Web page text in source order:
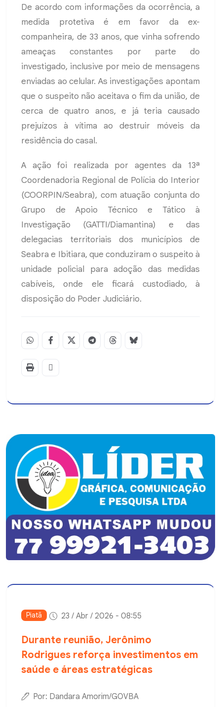
De acordo com informações da ocorrência, a
medida protetiva é em favor da ex-
companheira, de 33 anos, que vinha sofrendo
ameaças constantes por parte do
investigado, inclusive por meio de mensagens
enviadas ao celular. As investigações apontam
que o suspeito não aceitava o fim da união, de
cerca de quatro anos, e já teria causado
prejuízos à vítima ao destruir móveis da
residência do casal.
A ação foi realizada por agentes da 13ª
Coordenadoria Regional de Polícia do Interior
(COORPIN/Seabra), com atuação conjunta do
Grupo de Apoio Técnico e Tático à
Investigação (GATTI/Diamantina) e das
delegacias territoriais dos municípios de
Seabra e Ibitiara, que conduziram o suspeito à
unidade policial para adoção das medidas
cabíveis, onde ele ficará custodiado, à
disposição do Poder Judiciário.
Piatã 23 / Abr / 2026 - 08:55
Durante reunião, Jerônimo
Rodrigues reforça investimentos em
saúde e áreas estratégicas
Por: Dandara Amorim/GOVBA